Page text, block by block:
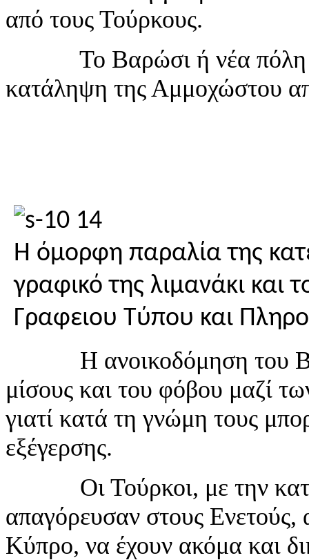
από τους Τούρκους.
Το Βαρώσι ή νέα πόλη
κατάληψη της Αμμοχώστου
Η όμορφη παραλία της
γραφικό της λιμανάκι
Γραφειου Τύπου και
Η ανοικοδόμηση του
μίσους και του φόβου μαζί
γιατί κατά τη γνώμη τους
εξέγερσης.
Οι Τούρκοι, με την
απαγόρευσαν στους Ενετούς,
Κύπρο, να έχουν ακόμα και